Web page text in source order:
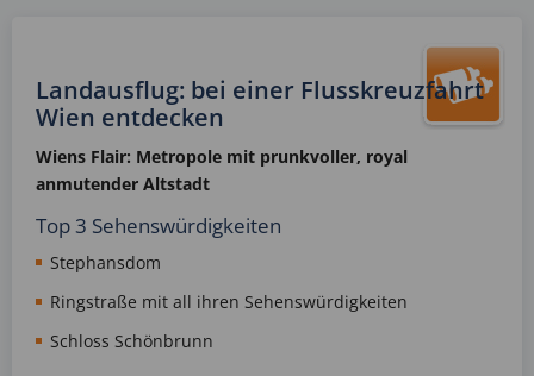
Landausflug: bei einer Flusskreuzfahrt
Wien entdecken
Wiens Flair: Metropole mit prunkvoller, royal
anmutender Altstadt
Top 3 Sehenswürdigkeiten
Stephansdom
Ringstraße mit all ihren Sehenswürdigkeiten
Schloss Schönbrunn